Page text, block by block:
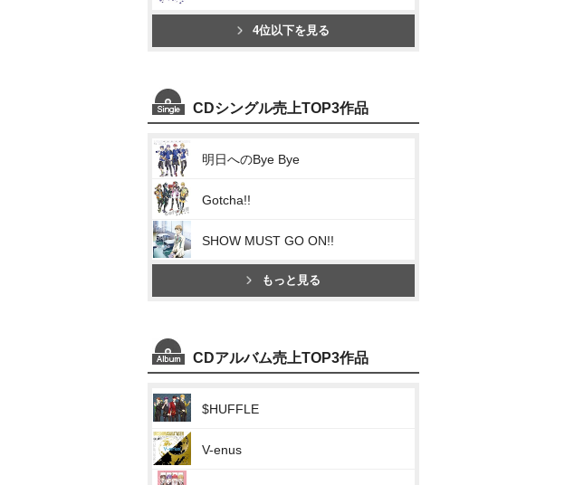
4位以下を見る
CDシングル売上TOP3作品
明日へのBye Bye
Gotcha!!
SHOW MUST GO ON!!
もっと見る
CDアルバム売上TOP3作品
$HUFFLE
V-enus